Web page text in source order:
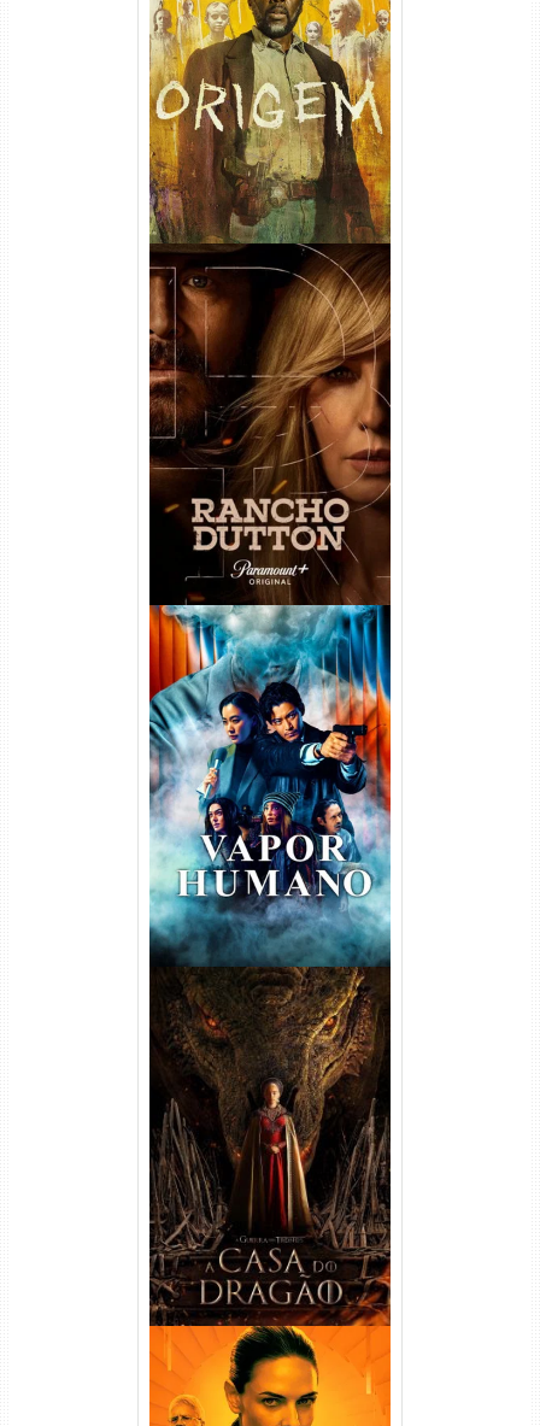
Origem 4ª Temporada Torrent
(2026) WEB-DL 1080p/4K
Dual Áudio
Rancho Dutton 1ª
Temporada Torrent (2026)
WEB-DL 1080p Dual Áudio
Vapor Humano 1ª Temporada
Torrent (2026) WEB-DL 1080p
Dual Áudio
A Casa do Dragão 1ª
Temporada Torrent (2022)
WEB-DL 720p/1080p Dual
Áudio